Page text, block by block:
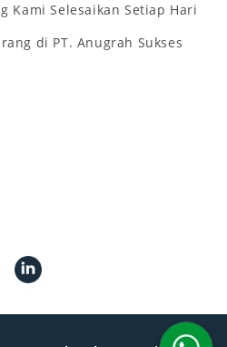
Kami Selesaikan Setiap Hari
di PT. Anugrah Sukses